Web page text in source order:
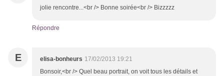
jolie rencontre...<br /> Bonne soirée<br /> Bizzzzz
Répondre
E elisa-bonheurs 17/02/2013 19:21
Bonsoir,<br /> Quel beau portrait, on voit tous les détails et